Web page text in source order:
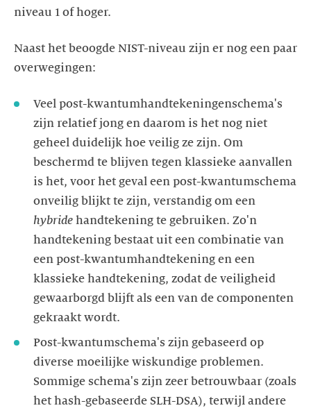
niveau 1 of hoger.
Naast het beoogde NIST-niveau zijn er nog een paar
overwegingen:
Veel post-kwantumhandtekeningenschema's
zijn relatief jong en daarom is het nog niet
geheel duidelijk hoe veilig ze zijn. Om
beschermd te blijven tegen klassieke aanvallen
is het, voor het geval een post-kwantumschema
onveilig blijkt te zijn, verstandig om een
hybride handtekening te gebruiken. Zo'n
handtekening bestaat uit een combinatie van
een post-kwantumhandtekening en een
klassieke handtekening, zodat de veiligheid
gewaarborgd blijft als een van de componenten
gekraakt wordt.
Post-kwantumschema's zijn gebaseerd op
diverse moeilijke wiskundige problemen.
Sommige schema's zijn zeer betrouwbaar (zoals
het hash-gebaseerde SLH-DSA), terwijl andere